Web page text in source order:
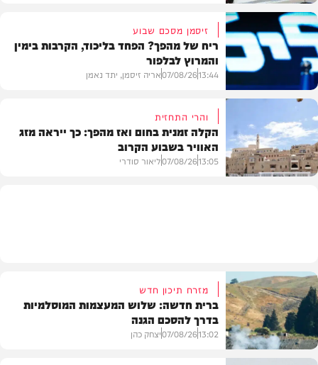
בארץ
פוליטי
זיסמן מסכם שבוע
ריח של מהפך? הפחד בליכוד, הקרבות בימין
והמרוץ לבלפור
13:44
07/08/26אריה זיסמן, יתד נאמן
והרי התחזית
הקלה זמנית בחום ואז מהפך: כך ייראה מזג
האוויר בשבוע הקרוב
13:05
07/08/26ליאור סודרי
מזרח תיכון חדש
ברית חדשה: שלוש המעצמות המוסלמיות
בדרך להסכם הגנה
13:02
07/08/26יצחק כהן